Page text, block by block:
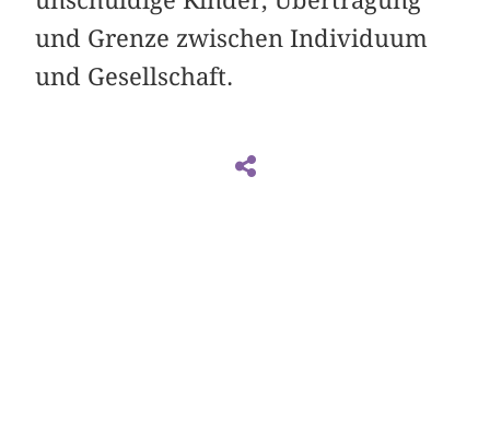
und Grenze zwischen Individuum
und Gesellschaft.